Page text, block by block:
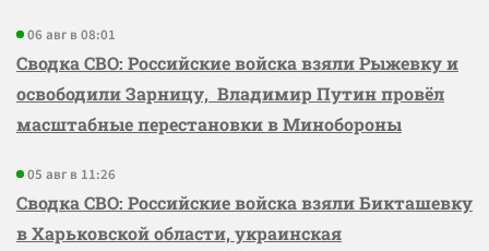
06 авг в 08:01
Сводка СВО: Российские войска взяли Рыжевку и
освободили Зарницу, Владимир Путин провёл
масштабные перестановки в Минобороны
05 авг в 11:26
Сводка СВО: Российские войска взяли Бикташевку
в Харьковской области, украинская